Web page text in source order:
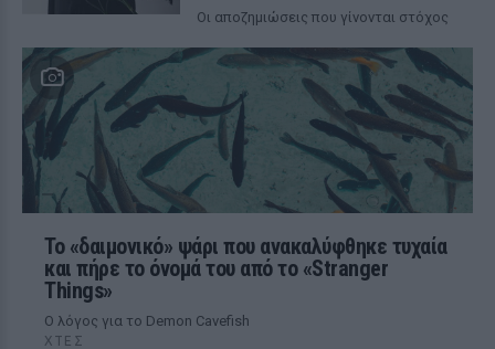
Οι αποζημιώσεις που γίνονται στόχος
Το «δαιμονικό» ψάρι που ανακαλύφθηκε τυχαία
και πήρε το όνομά του από το «Stranger
Things»
Ο λόγος για το Demon Cavefish
ΧΤΕΣ